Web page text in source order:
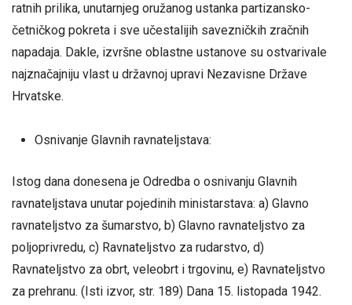
ratnih prilika, unutarnjeg oružanog ustanka partizansko-
četničkog pokreta i sve učestalijih savezničkih zračnih
napadaja. Dakle, izvršne oblastne ustanove su ostvarivale
najznačajniju vlast u državnoj upravi Nezavisne Države
Hrvatske.
Osnivanje Glavnih ravnateljstava:
Istog dana donesena je Odredba o osnivanju Glavnih
ravnateljstava unutar pojedinih ministarstava: a) Glavno
ravnateljstvo za šumarstvo, b) Glavno ravnateljstvo za
poljoprivredu, c) Ravnateljstvo za rudarstvo, d)
Ravnateljstvo za obrt, veleobrt i trgovinu, e) Ravnateljstvo
za prehranu. (Isti izvor, str. 189) Dana 15. listopada 1942.